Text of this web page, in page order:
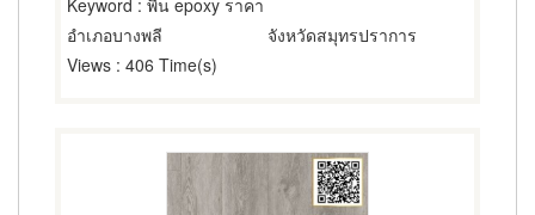
Keyword : พื้น epoxy ราคา
อำเภอบางพลี
จังหวัดสมุทรปราการ
Views : 406 Time(s)